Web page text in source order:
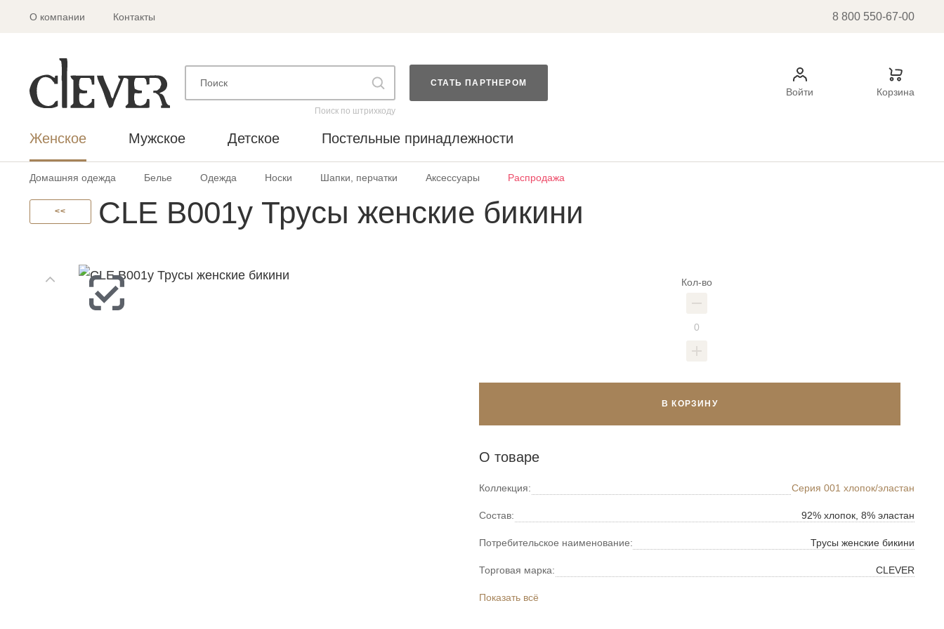
О компании Контакты 8 800 550-67-00
Поиск по штрихкоду
СТАТЬ ПАРТНЕРОМ
Войти Корзина
Женское Мужское Детское Постельные принадлежности
Домашняя одежда Белье Одежда Носки Шапки, перчатки Аксессуары Распродажа
<< CLE B001у Трусы женские бикини
Кол-во
В КОРЗИНУ
О товаре
Коллекция: Серия 001 хлопок/эластан
Состав: 92% хлопок, 8% эластан
Потребительское наименование: Трусы женские бикини
Торговая марка: CLEVER
Показать всё